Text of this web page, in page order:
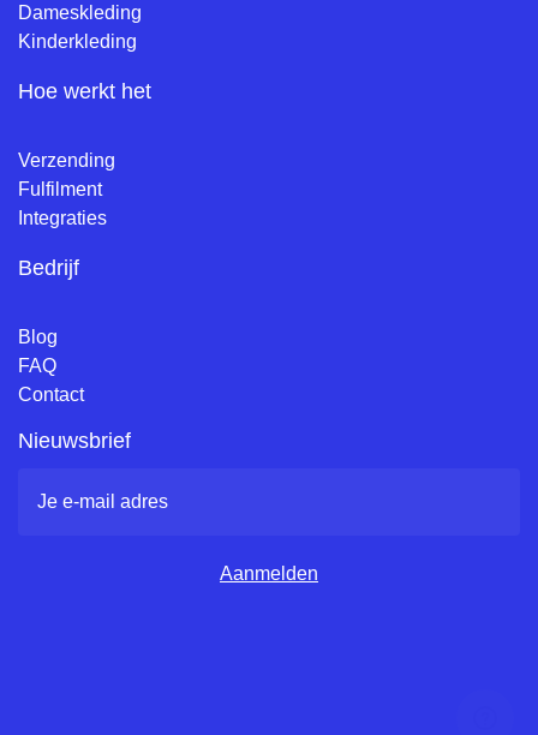
Dameskleding
Kinderkleding
Hoe werkt het
Verzending
Fulfilment
Integraties
Bedrijf
Blog
FAQ
Contact
Nieuwsbrief